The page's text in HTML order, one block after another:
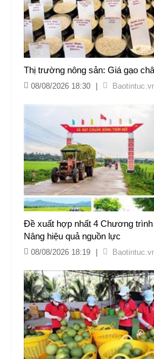
Thị trường nông sản: Giá gạo
08/08/2026 18:30
Đề xuất hợp nhất 4 Chương
Nâng hiệu quả nguồn lực
08/08/2026 18:19